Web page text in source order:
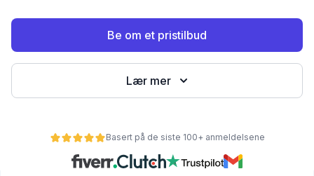
Be om et pristilbud
Lær mer
Basert på de siste 100+ anmeldelsene